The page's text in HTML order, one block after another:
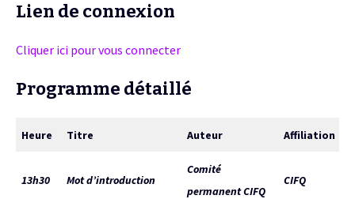
Lien de connexion
Cliquer ici pour vous connecter
Programme détaillé
Heure Titre Auteur Affiliation
13h30 Mot d’introduction
Comité
permanent CIFQ
CIFQ